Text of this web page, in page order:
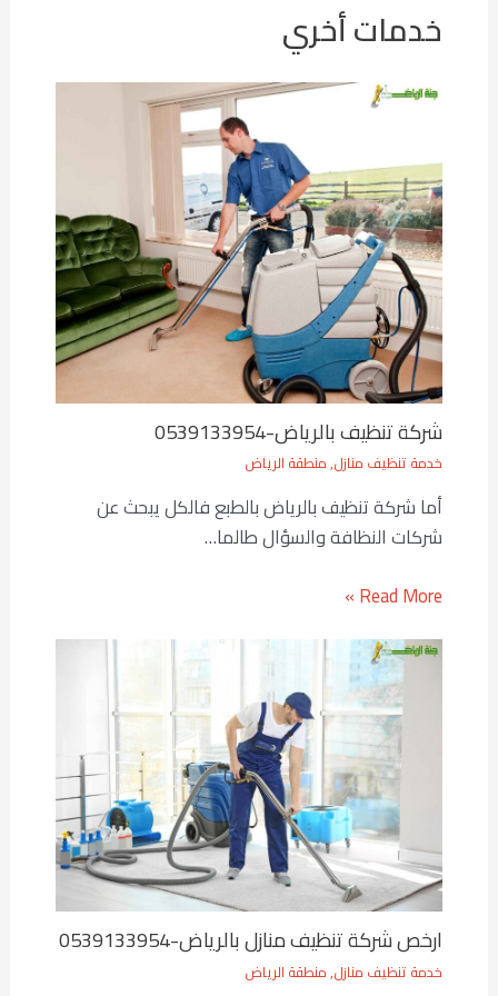
خدمات أخري
شركة تنظيف بالرياض-0539133954
خدمة تنظيف منازل,منطقة الرياض
أما شركة تنظيف بالرياض بالطبع فالكل يبحث عن
شركات النظافة والسؤال طالما…
Read More »
ارخص شركة تنظيف منازل بالرياض-0539133954
خدمة تنظيف منازل,منطقة الرياض